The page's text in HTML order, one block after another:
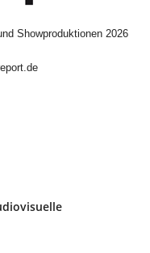
Showproduktionen 2026